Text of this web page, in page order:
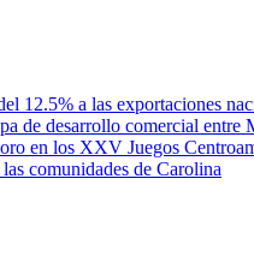
12.5% a las exportaciones
de desarrollo comercial entre
en los XXV Juegos
comunidades de Carolina